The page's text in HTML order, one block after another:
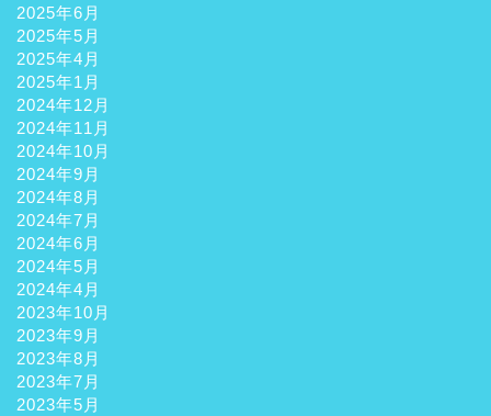
2025年6月
2025年5月
2025年4月
2025年1月
2024年12月
2024年11月
2024年10月
2024年9月
2024年8月
2024年7月
2024年6月
2024年5月
2024年4月
2023年10月
2023年9月
2023年8月
2023年7月
2023年5月